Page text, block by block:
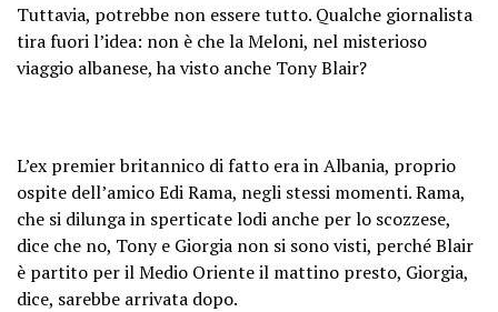
Tuttavia, potrebbe non essere tutto. Qualche giornalista
tira fuori l’idea: non è che la Meloni, nel misterioso
viaggio albanese, ha visto anche Tony Blair?
L’ex premier britannico di fatto era in Albania, proprio
ospite dell’amico Edi Rama, negli stessi momenti. Rama,
che si dilunga in sperticate lodi anche per lo scozzese,
dice che no, Tony e Giorgia non si sono visti, perché Blair
è partito per il Medio Oriente il mattino presto, Giorgia,
dice, sarebbe arrivata dopo.